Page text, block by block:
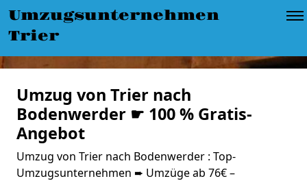
Umzugsunternehmen
Trier
Umzug von Trier nach
Bodenwerder ☛ 100 % Gratis-
Angebot
Umzug von Trier nach Bodenwerder : Top-
Umzugsunternehmen ➨ Umzüge ab 76€ –